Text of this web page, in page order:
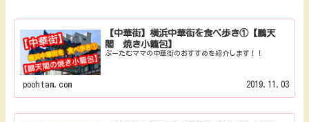
【中華街】横浜中華街を食べ歩き①【鵬天
閣 焼き小籠包】
ぷーたむママの中華街のおすすめを紹介します！！
poohtam.com 2019.11.03